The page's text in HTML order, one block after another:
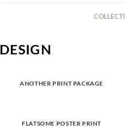
DESIGN
ANOTHER PRINT PACKAGE
FLATSOME POSTER PRINT